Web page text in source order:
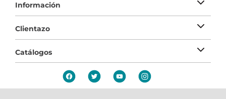
Información
Clientazo
Catálogos